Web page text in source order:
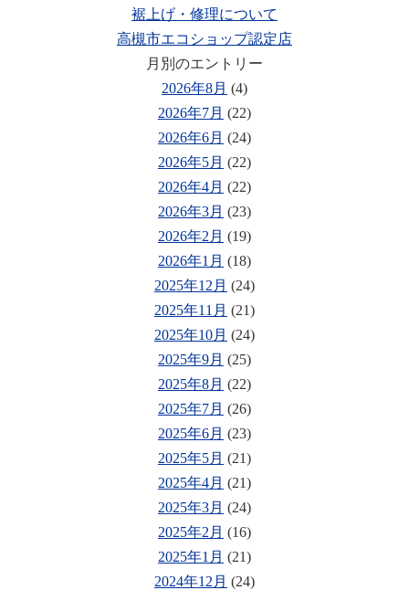
裾上げ・修理について
高槻市エコショップ認定店
月別のエントリー
2026年8月 (4)
2026年7月 (22)
2026年6月 (24)
2026年5月 (22)
2026年4月 (22)
2026年3月 (23)
2026年2月 (19)
2026年1月 (18)
2025年12月 (24)
2025年11月 (21)
2025年10月 (24)
2025年9月 (25)
2025年8月 (22)
2025年7月 (26)
2025年6月 (23)
2025年5月 (21)
2025年4月 (21)
2025年3月 (24)
2025年2月 (16)
2025年1月 (21)
2024年12月 (24)